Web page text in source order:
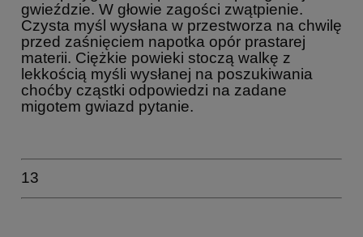
gwieździe. W głowie zagości zwątpienie.
Czysta myśl wysłana w przestworza na chwilę
przed zaśnięciem napotka opór prastarej
materii. Ciężkie powieki stoczą walkę z
lekkością myśli wysłanej na poszukiwania
choćby cząstki odpowiedzi na zadane
migotem gwiazd pytanie.
13